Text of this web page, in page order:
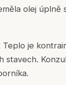
olej úplně
Teplo je
stavech.